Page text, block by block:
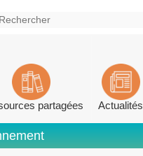
partagées Actualités